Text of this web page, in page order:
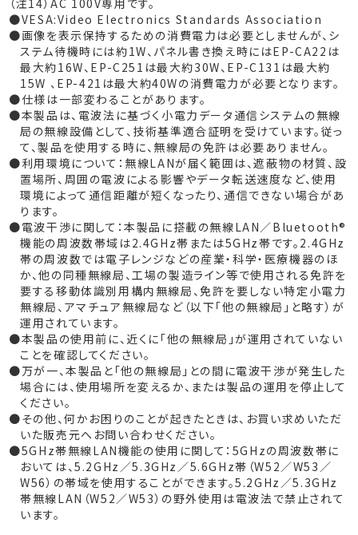
（注14）AC 100V専用です。
VESA:Video Electronics Standards Association
画像を表示保持するための消費電力は必要としませんが、シ
ステム待機時には約1W、パネル書き換え時にはEP-CA22は
最大約16W、EP-C251は最大約30W、EP-C131は最大約
15W 、EP-421は最大約40Wの消費電力が必要となります。
仕様は一部変わることがあります。
本製品は、電波法に基づく小電力データ通信システムの無線
局の無線設備として、技術基準適合証明を受けています。従っ
て、製品を使用する時に、無線局の免許は必要ありません。
利用環境について：無線LANが届く範囲は、遮蔽物の材質、設
置場所、周囲の電波による影響やデータ転送速度など、使用
環境によって通信距離が短くなったり、通信できない場合があ
ります。
電波干渉に関して：本製品に搭載の無線LAN／Bluetooth®
機能の周波数帯域は2.4GHz帯または5GHz帯です。2.4GHz
帯の周波数では電子レンジなどの産業・科学・医療機器のほ
か、他の同種無線局、工場の製造ライン等で使用される免許を
要する移動体識別用構内無線局、免許を要しない特定小電力
無線局、アマチュア無線局など（以下「他の無線局」と略す）が
運用されています。
本製品の使用前に、近くに「他の無線局」が運用されていない
ことを確認してください。
万が一、本製品と「他の無線局」との間に電波干渉が発生した
場合には、使用場所を変えるか、または製品の運用を停止して
ください。
その他、何かお困りのことが起きたときは、お買い求めいただ
いた販売元へお問い合わせください。
5GHz帯無線LAN機能の使用に関して：5GHzの周波数帯に
おいては、5.2GHz／5.3GHz／5.6GHz帯（W52／W53／
W56）の帯域を使用することができます。5.2GHz／5.3GHz
帯無線LAN（W52／W53）の野外使用は電波法で禁止されて
います。